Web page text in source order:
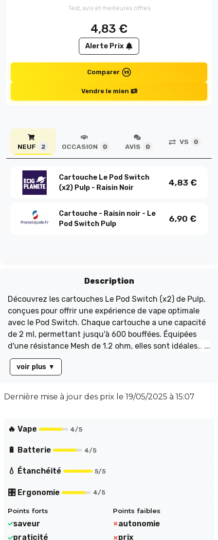
Test, avis et meilleures offres
4,83 €
Alerte Prix
Comparer
Vendre le mien
NEUF 2 OCCASION 0 AVIS 0
VS 0
Cartouche Le Pod Switch
(x2) Pulp - Raisin Noir
4,83 €
Cartouche - Raisin noir - Le
Pod Switch Pulp
6,90 €
Description
Découvrez les cartouches Le Pod Switch (x2) de Pulp,
conçues pour offrir une expérience de vape optimale
avec le Pod Switch. Chaque cartouche a une capacité
de 2 ml, permettant jusqu'à 600 bouffées. Équipées
d'une résistance Mesh de 1.2 ohm, elles sont idéales
pour l'inhalation indirecte (MTL) avec un tirage serré,
similaire à celui d'une cigarette traditionnelle. Prêtes à
arômes riches, disponibles en saveurs fruitées,
voir plus ▼
Dernière mise à jour des prix le 19/05/2025 à 15:07
🔥 Vape 4/5
🔋 Batterie 4/5
💧 Étanchéité 5/5
🎛️ Ergonomie 4/5
Points forts
saveur
praticité
Points faibles
autonomie
prix